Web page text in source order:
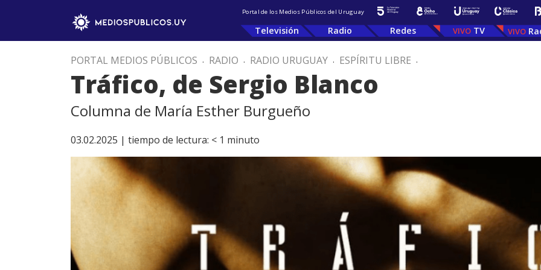
Portal de los Medios Públicos del Uruguay
Televisión Radio Redes TV
PORTAL MEDIOS PÚBLICOS . RADIO . RADIO URUGUAY . ESPÍRITU LIBRE .
Tráfico, de Sergio Blanco
Columna de María Esther Burgueño
03.02.2025 | tiempo de lectura: < 1 minuto